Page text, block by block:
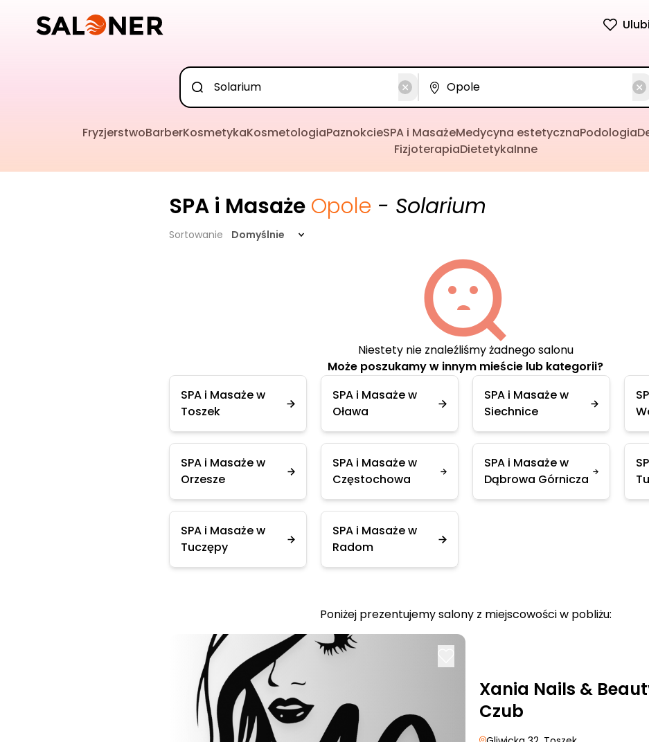
FryzjerstwoBarberKosmetykaKosmetologiaPaznokcieSPA i MasażeMedycyna estetycznaPodologia
FizjoterapiaDietetykaInne
SPA i Masaże Opole - Solarium
Sortowanie Domyślnie
Niestety nie znaleźliśmy żadnego salonu
Może poszukamy w innym mieście lub kategorii?
SPA i Masaże w
Toszek
SPA i Masaże w
Oława
SPA i Masaże w
Siechnice
SPA i Masaże w
Orzesze
SPA i Masaże w
Częstochowa
SPA i Masaże w
Dąbrowa Górnicza
SPA i Masaże w
Tuczępy
SPA i Masaże w
Radom
Poniżej prezentujemy salony z miejscowości w pobliżu:
Xania Nails &
Czub